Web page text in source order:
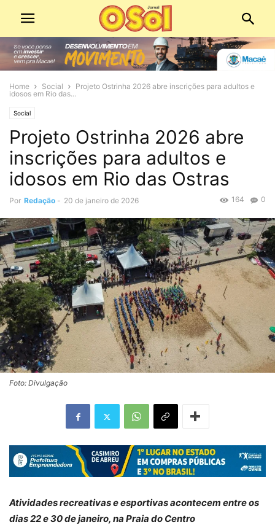
Home Social
Projeto Ostrinha 2026 abre inscrições para adultos e
idosos em Rio das...
Social
Projeto Ostrinha 2026 abre
inscrições para adultos e
idosos em Rio das Ostras
Por Redação - 20 de janeiro de 2026 0
164
Foto: Divulgação
Atividades recreativas e esportivas acontecem entre os
dias 22 e 30 de janeiro, na Praia do Centro